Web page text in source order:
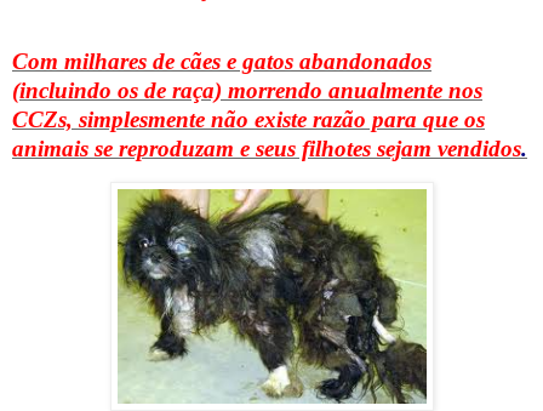
Com milhares de cães e gatos abandonados
(incluindo os de raça) morrendo anualmente nos
CCZs, simplesmente não existe razão para que os
animais se reproduzam e seus filhotes sejam vendidos.